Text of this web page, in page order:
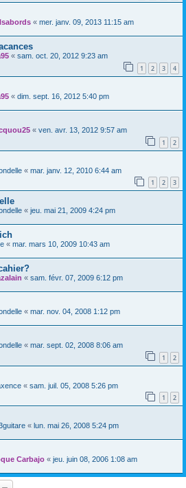
« mer. janv. 09, 2013 11:15 am
« sam. oct. 20, 2012 9:23 am
1 2 3 4
« dim. sept. 16, 2012 5:40 pm
« ven. avr. 13, 2012 9:57 am
1 2
« mar. janv. 12, 2010 6:44 am
1 2 3
« jeu. mai 21, 2009 4:24 pm
« mar. mars 10, 2009 10:43 am
« sam. févr. 07, 2009 6:12 pm
« mar. nov. 04, 2008 1:12 pm
« mar. sept. 02, 2008 8:06 am
1 2
« sam. juil. 05, 2008 5:26 pm
1 2
« lun. mai 26, 2008 5:24 pm
Carbajo « jeu. juin 08, 2006 1:08 am